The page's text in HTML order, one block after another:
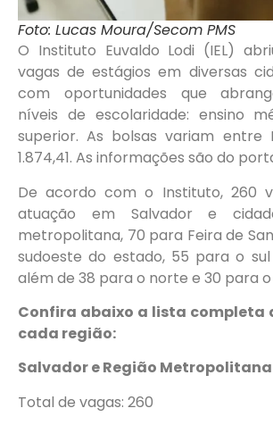
Foto: Lucas Moura/Secom PMS
O Instituto Euvaldo Lodi (IEL)
vagas de estágios em diversas
com oportunidades que
níveis de escolaridade: ensino
superior. As bolsas variam entre
1.874,41. As informações são do
De acordo com o Instituto, 260
atuação em Salvador e
metropolitana, 70 para Feira de
sudoeste do estado, 55 para o
além de 38 para o norte e 30 para
Confira abaixo a lista completa
cada região:
Salvador e Região Metropolitana
Total de vagas: 260